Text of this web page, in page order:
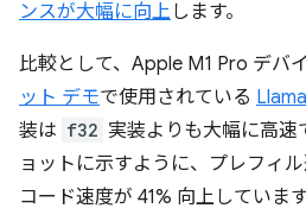
ンスが大幅に向上します。
比較として、Apple M1 Pro デバイ
ット デモで使用されている
装は f32 実装よりも大幅に高速
ョットに示すように、プレフィ
コード速度が 41% 向上しています